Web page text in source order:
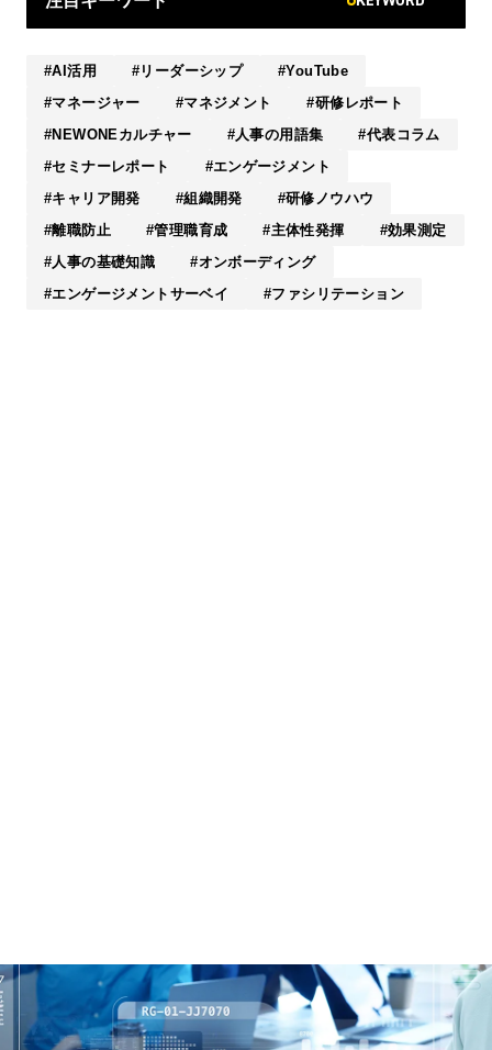
AI活用 リーダーシップ
YouTube
マネージャー
マネジメント
研修レポート
NEWONEカルチャー
人事の用語集
代表コラム
セミナーレポート
エンゲージメント
キャリア開発
組織開発
研修ノウハウ
離職防止
管理職育成 主体性発揮
効果測定
人事の基礎知識
オンボーディング
エンゲージメントサーベイ
ファシリテーション